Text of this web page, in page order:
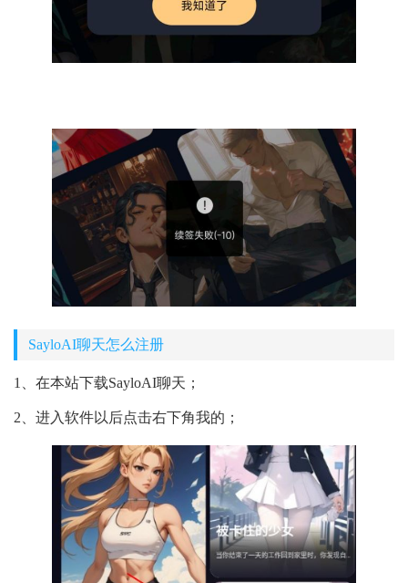
SayloAI聊天怎么注册
1、在本站下载SayloAI聊天；
2、进入软件以后点击右下角我的；